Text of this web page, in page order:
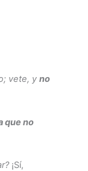
vete, y no
que no
¡Sí,